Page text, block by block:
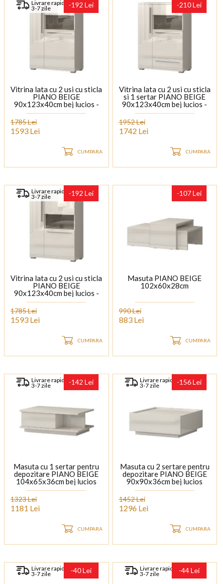
Livrare rapida
3-7 zile -192 Lei
Vitrina lata cu 2 usi cu sticla
PIANO BEIGE
90x123x40cm bej lucios -
sticla, manere si picioare
1785 Lei
1593 Lei
CUMPARA
-210 Lei
Vitrina lata cu 2 usi cu sticla
si 1 sertar PIANO BEIGE
90x123x40cm bej lucios -
sticla, manere si picioare
1952 Lei
1742 Lei
CUMPARA
Livrare rapida
3-7 zile -192 Lei
Vitrina lata cu 2 usi cu sticla
PIANO BEIGE
90x123x40cm bej lucios -
sticla, manere si picioare
1785 Lei
1593 Lei
CUMPARA
-107 Lei
Masuta PIANO BEIGE
102x60x28cm
990 Lei
883 Lei
CUMPARA
Livrare rapida
3-7 zile -142 Lei
Masuta cu 1 sertar pentru
depozitare PIANO BEIGE
104x65x36cm bej lucios
1323 Lei
1181 Lei
CUMPARA
Livrare rapida
3-7 zile -156 Lei
Masuta cu 2 sertare pentru
depozitare PIANO BEIGE
90x90x36cm bej lucios
1452 Lei
1296 Lei
CUMPARA
Livrare rapida
3-7 zile -40 Lei Livrare rapida
3-7 zile -44 Lei